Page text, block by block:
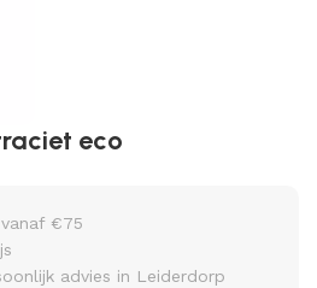
eco
€75
advies in Leiderdorp